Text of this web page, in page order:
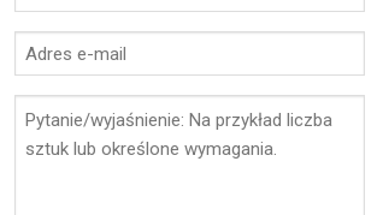
*
Adres
e-
Pytanie